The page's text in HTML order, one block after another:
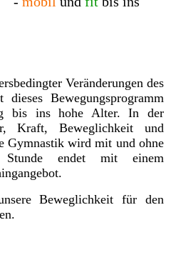
Veränderungen des
dieses Bewegungsprogramm
bis ins hohe Alter. In der
Kraft, Beweglichkeit und
Gymnastik wird mit und ohne
Stunde endet mit einem
Beweglichkeit für den